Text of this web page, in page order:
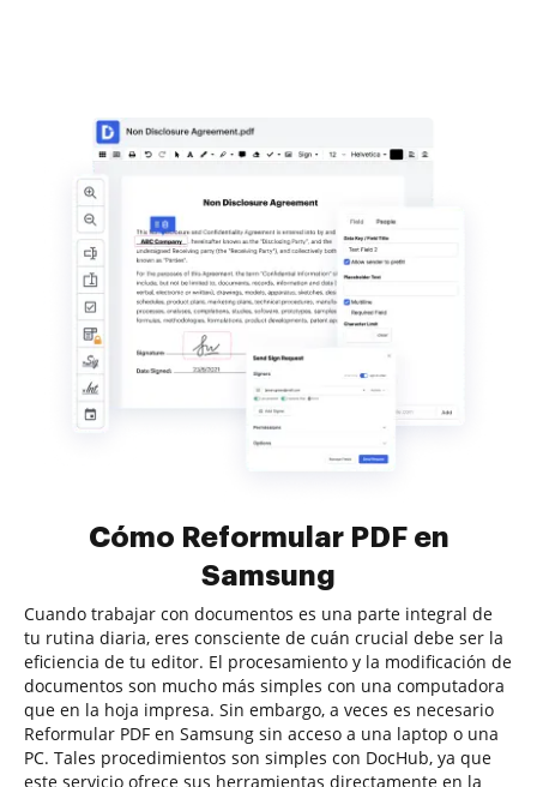
Cómo Reformular PDF en
Samsung
Cuando trabajar con documentos es una parte integral de
tu rutina diaria, eres consciente de cuán crucial debe ser la
eficiencia de tu editor. El procesamiento y la modificación de
documentos son mucho más simples con una computadora
que en la hoja impresa. Sin embargo, a veces es necesario
Reformular PDF en Samsung sin acceso a una laptop o una
PC. Tales procedimientos son simples con DocHub, ya que
este servicio ofrece sus herramientas directamente en la